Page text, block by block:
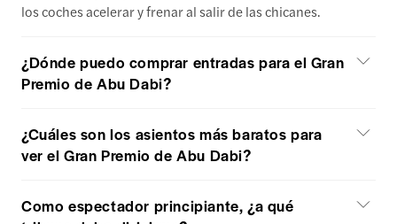
los coches acelerar y frenar al salir de las chicanes.
¿Dónde puedo comprar entradas para el Gran
Premio de Abu Dabi?
¿Cuáles son los asientos más baratos para
ver el Gran Premio de Abu Dabi?
Como espectador principiante, ¿a qué